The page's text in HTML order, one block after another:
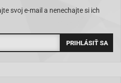
svoj e-mail a nenechajte si ich